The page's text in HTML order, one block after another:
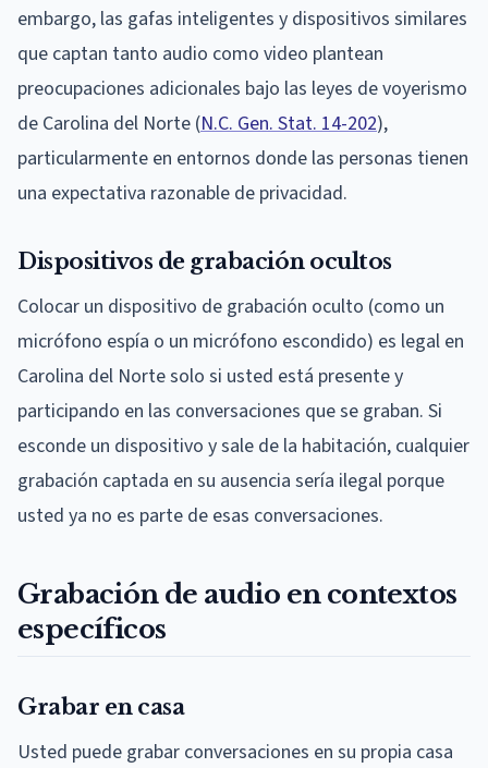
embargo, las gafas inteligentes y dispositivos similares
que captan tanto audio como video plantean
preocupaciones adicionales bajo las leyes de voyerismo
de Carolina del Norte (N.C. Gen. Stat. 14-202),
particularmente en entornos donde las personas tienen
una expectativa razonable de privacidad.
Dispositivos de grabación ocultos
Colocar un dispositivo de grabación oculto (como un
micrófono espía o un micrófono escondido) es legal en
Carolina del Norte solo si usted está presente y
participando en las conversaciones que se graban. Si
esconde un dispositivo y sale de la habitación, cualquier
grabación captada en su ausencia sería ilegal porque
usted ya no es parte de esas conversaciones.
Grabación de audio en contextos
específicos
Grabar en casa
Usted puede grabar conversaciones en su propia casa